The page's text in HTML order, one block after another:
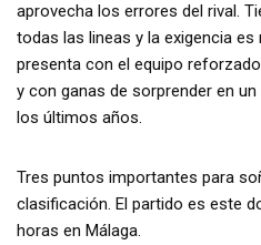
aprovecha los errores del rival.
todas las lineas y la exigencia es
presenta con el equipo
y con ganas de sorprender en
los últimos años.
Tres puntos importantes para
clasificación. El partido es este
horas en Málaga.